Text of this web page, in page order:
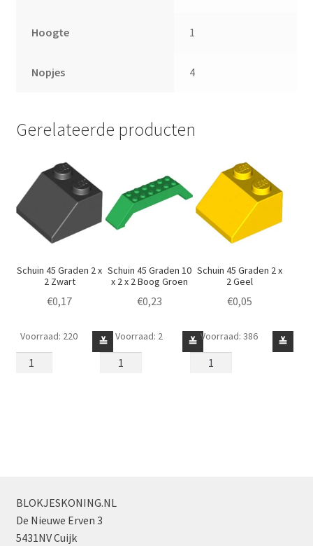
Hoogte 1
Nopjes 4
Gerelateerde producten
Schuin 45 Graden 2 x
2 Zwart
€0,17
Schuin
45
≚
Voorraad: 220
Schuin 45 Graden 10
x 2 x 2 Boog Groen
€0,23
Schuin
45
Groen
≚
Voorraad: 2
Schuin 45 Graden 2 x
2 Geel
€0,05
Schuin
45
≚
Voorraad: 386
BLOKJESKONING.NL
De Nieuwe Erven 3
5431NV Cuijk